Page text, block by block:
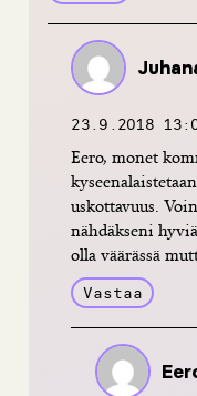
23.9.2018
Eero, monet
uskottavuus.
nähdäkseni
olla väärässä
Vastaa